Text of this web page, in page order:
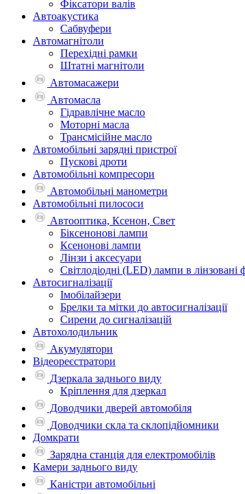
Фіксатори валів
Автоакустика
Сабвуфери
Автомагнітоли
Перехідні рамки
Штатні магнітоли
Автомасажери
Автомасла
Гідравлічне масло
Моторні масла
Трансмісійне масло
Автомобільні зарядні пристрої
Пускові дроти
Автомобільні компресори
Автомобільні манометри
Автомобільні пилососи
Автооптика, Ксенон, Свет
Біксенонові лампи
Ксенонові лампи
Лінзи і аксесуари
Світлодіодні (LED) лампи в лінзовані
Автосигналізації
Імобілайзери
Брелки та мітки до автосигналізації
Сирени до сигналізацій
Автохолодильник
Акумулятори
Відеореєстратори
Дзеркала заднього виду
Кріплення для дзеркал
Доводчики дверей автомобіля
Доводчики скла та склопідйомники
Домкрати
Зарядна станція для електромобілів
Камери заднього виду
Каністри автомобільні